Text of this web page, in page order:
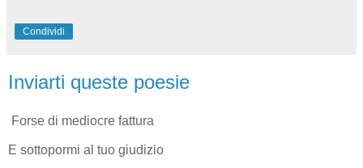
Condividi
Inviarti queste poesie
Forse di mediocre fattura
E sottopormi al tuo giudizio